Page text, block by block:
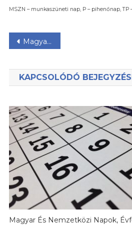
MSZN – munkaszüneti nap, P – pihenőnap, TP
Bejegyzés
Magyar vállalkozás indítása és menedzselése
KAPCSOLÓDÓ
Magyar És Nemzetközi Napok,